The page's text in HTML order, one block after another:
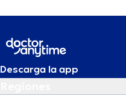
Descarga la app